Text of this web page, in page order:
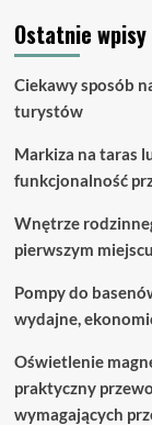
w
Ostatnie wpisy
Ciekawy sposób
turystów
Markiza na taras
funkcjonalność
Wnętrze
pierwszym miejscu
Pompy do
wydajne,
Oświetlenie
praktyczny
wymagających